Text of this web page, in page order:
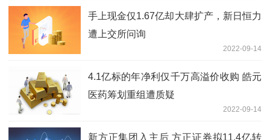
手上现金仅1.67亿却大肆扩产，新日恒力
遭上交所问询
2022-09-14
4.1亿标的年净利仅千万高溢价收购 皓元
医药筹划重组遭质疑
2022-09-14
新方正集团入主后 方正证券拟11.4亿转